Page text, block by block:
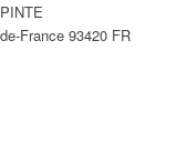
France 93420 FR